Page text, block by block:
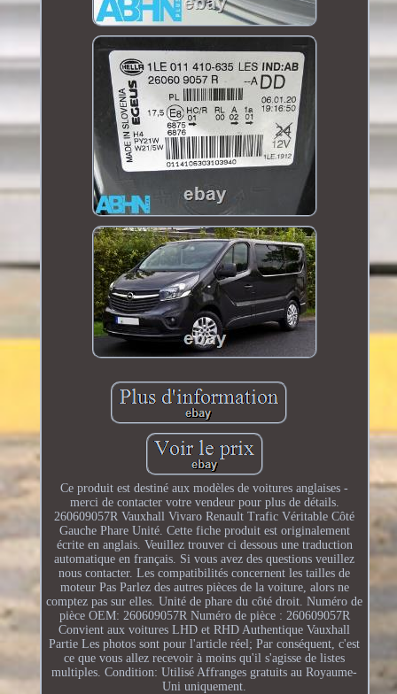
Ce produit est destiné aux modèles de voitures anglaises -
merci de contacter votre vendeur pour plus de détails.
260609057R Vauxhall Vivaro Renault Trafic Véritable Côté
Gauche Phare Unité. Cette fiche produit est originalement
écrite en anglais. Veuillez trouver ci dessous une traduction
automatique en français. Si vous avez des questions veuillez
nous contacter. Les compatibilités concernent les tailles de
moteur Pas Parlez des autres pièces de la voiture, alors ne
comptez pas sur elles. Unité de phare du côté droit. Numéro de
pièce OEM: 260609057R Numéro de pièce : 260609057R
Convient aux voitures LHD et RHD Authentique Vauxhall
Partie Les photos sont pour l'article réel; Par conséquent, c'est
ce que vous allez recevoir à moins qu'il s'agisse de listes
multiples. Condition: Utilisé Affranges gratuits au Royaume-
Uni uniquement.